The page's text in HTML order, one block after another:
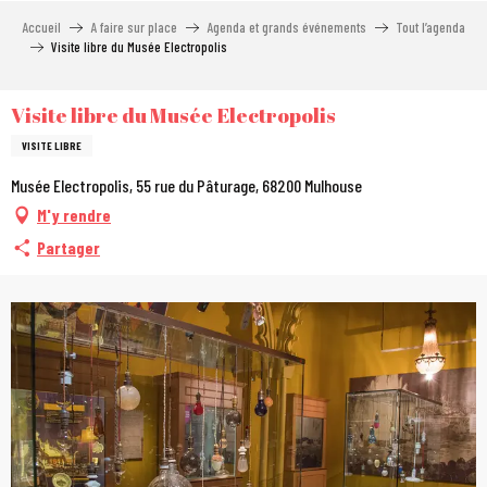
Accueil A faire sur place Agenda et grands événements
Tout l’agenda
Visite libre du Musée Electropolis
Visite libre du Musée Electropolis
VISITE LIBRE
Musée Electropolis, 55 rue du Pâturage, 68200 Mulhouse
M'y rendre
Partager